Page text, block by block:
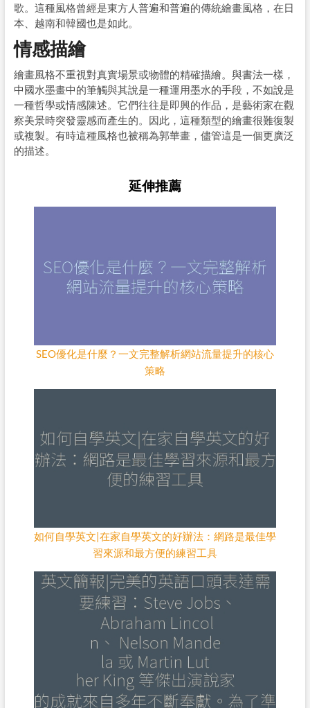
歌。這種風格曾經是東方人普遍和普遍的傳統繪畫風格，在日
本、越南和韓國也是如此。
情感描繪
繪畫風格不重視對真實場景或物體的精確描繪。與書法一樣，
中國水墨畫中的筆觸與其說是一種運用墨水的手段，不如說是
一種哲學或情感陳述。它們往往是即興的作品，是藝術家在觀
察美景時突發靈感而產生的。因此，這種類型的繪畫很難復製
或複製。有時這種風格也被稱為郭華畫，儘管這是一個更廣泛
的描述。
延伸推薦
SEO優化是什麼？一文完整解析網站流量提升的核心
策略
如何自學英文|在家自學英文的好辦法：網路是最佳學
習來源和最方便的練習工具